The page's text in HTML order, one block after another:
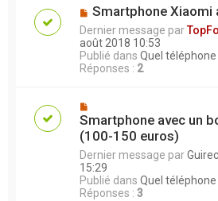
Smartphone Xiaomi
Dernier message par
août 2018 10:53
Publié dans Quel téléphone
Réponses : 2
Smartphone avec un
(100-150 euros)
Dernier message parGuirec
15:29
Publié dans Quel téléphone
Réponses : 3